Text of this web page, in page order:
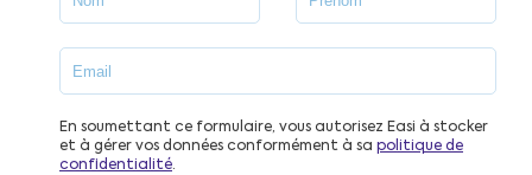
En soumettant ce formulaire, vous autorisez Easi à stocker
et à gérer vos données conformément à sa politique de
confidentialité.